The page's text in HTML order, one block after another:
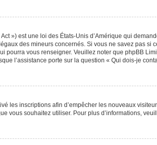
») est une loi des États-Unis d’Amérique qui
des mineurs concernés. Si vous ne savez pas
pourra vous renseigner. Veuillez noter que phpBB
l’assistance porte sur la question « Qui dois-je
les inscriptions afin d’empêcher les nouveaux
vous souhaitez utiliser. Pour plus d’informations,